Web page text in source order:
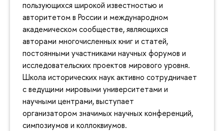
пользующихся широкой известностью и
авторитетом в России и международном
академическом сообществе, являющихся
авторами многочисленных книг и статей,
постоянными участниками научных форумов и
исследовательских проектов мирового уровня.
Школа исторических наук активно сотрудничает
с ведущими мировыми университетами и
научными центрами, выступает
организатором значимых научных конференций,
симпозиумов и коллоквиумов.